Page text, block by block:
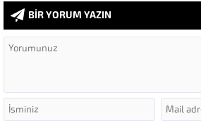
BİR YORUM YAZIN